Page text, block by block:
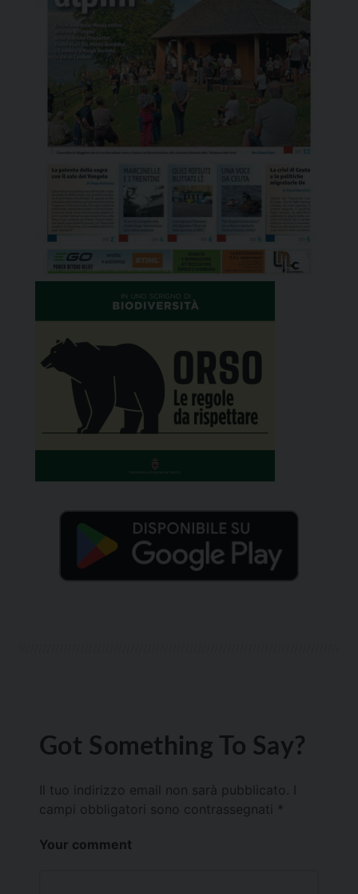
Got Something To Say?
Il tuo indirizzo email non sarà pubblicato.
campi obbligatori sono contrassegnati *
Your comment